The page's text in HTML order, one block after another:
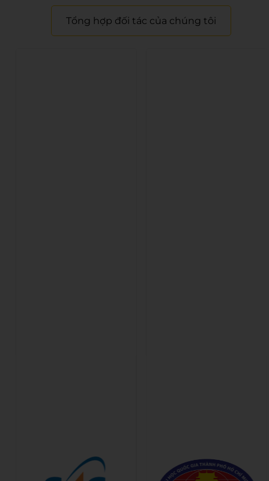
Tổng hợp đối tác của chúng tôi